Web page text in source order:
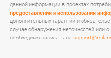
данной информации в проектах
предоставления и использования
дополнительных гарантий и
случае обнаружения неточностей или
необходимо написать на